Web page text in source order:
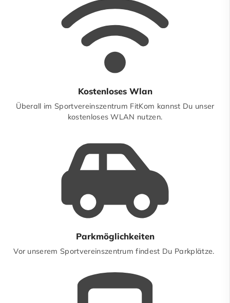
Kostenloses Wlan
Überall im Sportvereinszentrum FitKom kannst Du unser
kostenloses WLAN nutzen.
Parkmöglichkeiten
Vor unserem Sportvereinszentrum findest Du Parkplätze.